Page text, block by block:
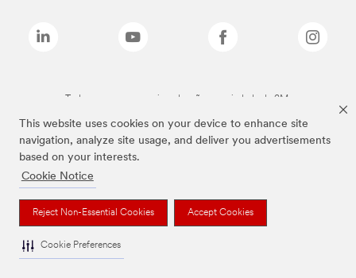
This website uses cookies on your device to enhance site
navigation, analyze site usage, and deliver you advertisements
based on your interests.
Cookie Notice
Reject Non-Essential Cookies Accept Cookies
Cookie Preferences
Todas as marcas mencionadas são propriedade da 3M.